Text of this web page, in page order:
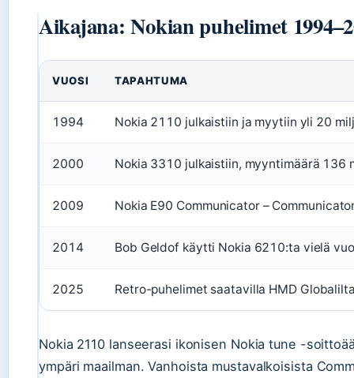
Aikajana: Nokian puhelimet
VUOSI TAPAHTUMA
1994 Nokia 2110 julkaistiin ja myytiin yli 20
2000 Nokia 3310 julkaistiin, myyntimäärä 136
2009 Nokia E90 Communicator –
2014 Bob Geldof käytti Nokia 6210:ta vielä
2025 Retro-puhelimet saatavilla HMD
Nokia 2110 lanseerasi ikonisen Nokia tune -
ympäri maailman. Vanhoista mustavalkoisista